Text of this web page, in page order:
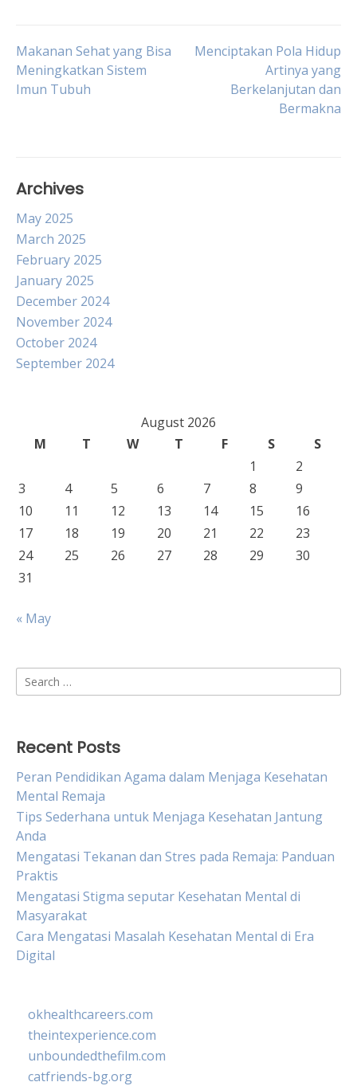
Post
navigation
Makanan Sehat yang Bisa
Meningkatkan Sistem
Imun Tubuh
Menciptakan Pola Hidup
Artinya yang
Berkelanjutan dan
Bermakna
Archives
May 2025
March 2025
February 2025
January 2025
December 2024
November 2024
October 2024
September 2024
August 2026
M
T W T F S
S
1
2
3
4 5 6 7 8
9
10
11 12 13 14 15
16
17
18 19 20 21 22
23
24
25 26 27 28 29
30
31
« May
Search
for:
Recent Posts
Peran Pendidikan Agama dalam Menjaga Kesehatan
Mental Remaja
Tips Sederhana untuk Menjaga Kesehatan Jantung
Anda
Mengatasi Tekanan dan Stres pada Remaja: Panduan
Praktis
Mengatasi Stigma seputar Kesehatan Mental di
Masyarakat
Cara Mengatasi Masalah Kesehatan Mental di Era
Digital
okhealthcareers.com
theintexperience.com
unboundedthefilm.com
catfriends-bg.org